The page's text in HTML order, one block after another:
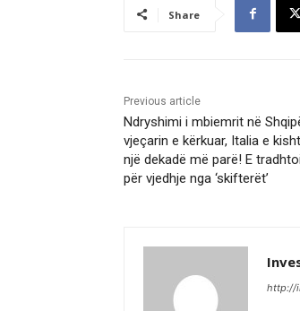
Share
Previous article
Ndryshimi i mbiemrit në
vjeçarin e kërkuar, Italia e
një dekadë më parë! E
për vjedhje nga ‘skifterët’
http://